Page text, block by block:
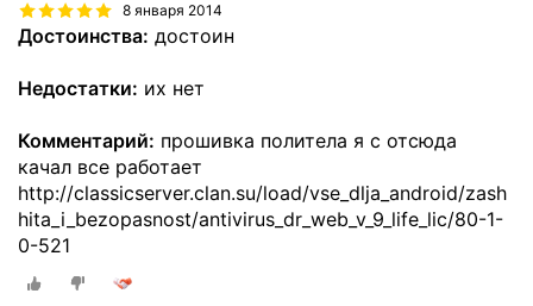
8 января 2014
Достоинства: достоин
Недостатки: их нет
Комментарий: прошивка политела я с отсюда
качал все работает
http://classicserver.clan.su/load/vse_dlja_android/zash
hita_i_bezopasnost/antivirus_dr_web_v_9_life_lic/80-1-
0-521